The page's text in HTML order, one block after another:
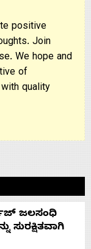
positive
Join
We hope and
of
quality
ಜಲಸಂಧಿ
ಸುರಕ್ಷಿತವಾಗಿ